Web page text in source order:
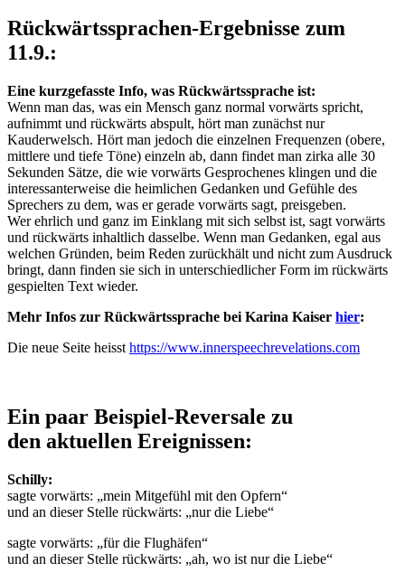
Rückwärtssprachen-Ergebnisse zum
11.9.:
Eine kurzgefasste Info, was Rückwärtssprache ist:
Wenn man das, was ein Mensch ganz normal vorwärts spricht,
aufnimmt und rückwärts abspult, hört man zunächst nur
Kauderwelsch. Hört man jedoch die einzelnen Frequenzen (obere,
mittlere und tiefe Töne) einzeln ab, dann findet man zirka alle 30
Sekunden Sätze, die wie vorwärts Gesprochenes klingen und die
interessanterweise die heimlichen Gedanken und Gefühle des
Sprechers zu dem, was er gerade vorwärts sagt, preisgeben.
Wer ehrlich und ganz im Einklang mit sich selbst ist, sagt vorwärts
und rückwärts inhaltlich dasselbe. Wenn man Gedanken, egal aus
welchen Gründen, beim Reden zurückhält und nicht zum Ausdruck
bringt, dann finden sie sich in unterschiedlicher Form im rückwärts
gespielten Text wieder.
Mehr Infos zur Rückwärtssprache bei Karina Kaiser hier:
Die neue Seite heisst https://www.innerspeechrevelations.com
Ein paar Beispiel-Reversale zu
den aktuellen Ereignissen:
Schilly:
sagte vorwärts: „mein Mitgefühl mit den Opfern“
und an dieser Stelle rückwärts: „nur die Liebe“
sagte vorwärts: „für die Flughäfen“
und an dieser Stelle rückwärts: „ah, wo ist nur die Liebe“